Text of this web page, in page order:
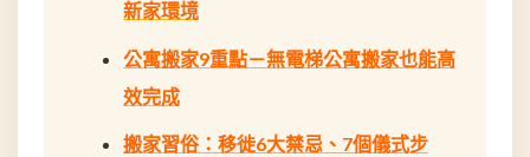
新家環境
公寓搬家9重點－無電梯公寓搬家也能高
效完成
搬家習俗：移徙6大禁忌、7個儀式步